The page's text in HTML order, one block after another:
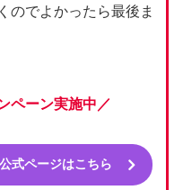
のでよかったら最後ま
ペーン実施中／
式ページはこちら